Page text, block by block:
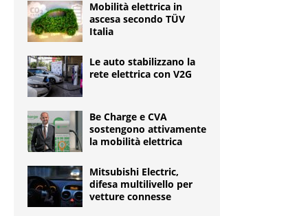
Mobilità elettrica in
ascesa secondo TÜV
Italia
Le auto stabilizzano la
rete elettrica con V2G
Be Charge e CVA
sostengono attivamente
la mobilità elettrica
Mitsubishi Electric,
difesa multilivello per
vetture connesse